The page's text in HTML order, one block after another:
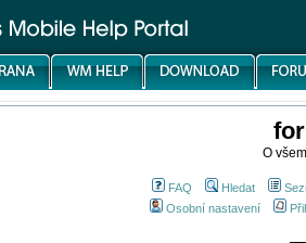
O
FAQ Hledat
Osobní nastavení